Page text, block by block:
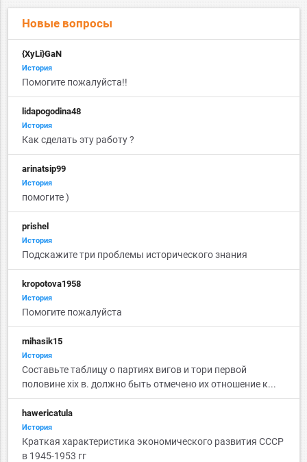
Новые вопросы
{XyLi}GaN
История
Помогите пожалуйста!!
lidapogodina48
История
Как сделать эту работу ?
arinatsip99
История
помогите )
prishel
История
Подскажите три проблемы исторического знания
kropotova1958
История
Помогите пожалуйста
mihasik15
История
Cоставьте таблицу о партиях вигов и тори первой
половине xix в. должно быть отмечено их отношение к...
hawericatula
История
Краткая характеристика экономического развития СССР
в 1945-1953 гг